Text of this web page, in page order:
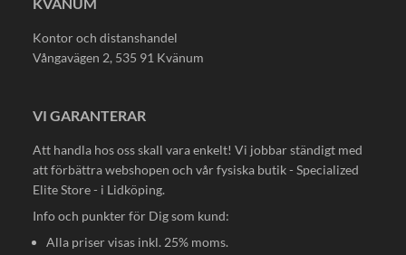
Kontor och distanshandel
Vångavägen 2, 535 91 Kvänum
VI GARANTERAR
Att handla hos oss skall vara enkelt! Vi jobbar ständigt med
att förbättra webshopen och vår fysiska butik - Specialized
Elite Store - i Lidköping.
Info och punkter för Dig som kund:
Alla priser visas inkl. 25% moms.